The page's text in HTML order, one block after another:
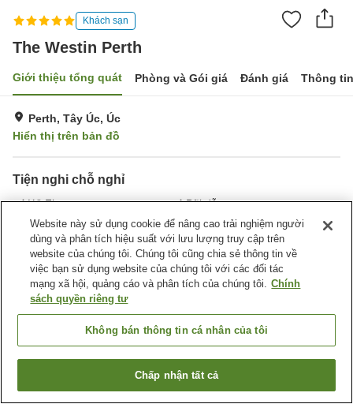
Khách sạn
The Westin Perth
Giới thiệu tổng quát Phòng và Gói giá Đánh giá Thông
Perth, Tây Úc, Úc
Hiển thị trên bản đồ
Tiện nghi chỗ nghỉ
Wi-Fi
Bãi đỗ xe
Spa / Salon
Phòng tập gym
Trang chủ Úc Tây Úc Perth The Westin Perth
Tìm phòng trống
Website này sử dụng cookie để nâng cao trải nghiệm người
dùng và phân tích hiệu suất với lưu lượng truy cập trên
website của chúng tôi. Chúng tôi cũng chia sẻ thông tin về
việc bạn sử dụng website của chúng tôi với các đối tác
mạng xã hội, quảng cáo và phân tích của chúng tôi. Chính
sách quyền riêng tư
Không bán thông tin cá nhân của tôi
Chấp nhận tất cả